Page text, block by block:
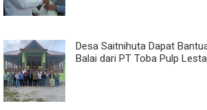
Desa Saitnihuta Dapat
Balai dari PT Toba Pulp